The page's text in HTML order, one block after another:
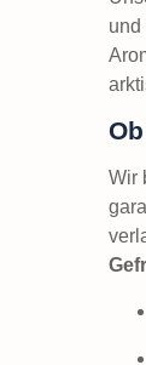
und
Wir